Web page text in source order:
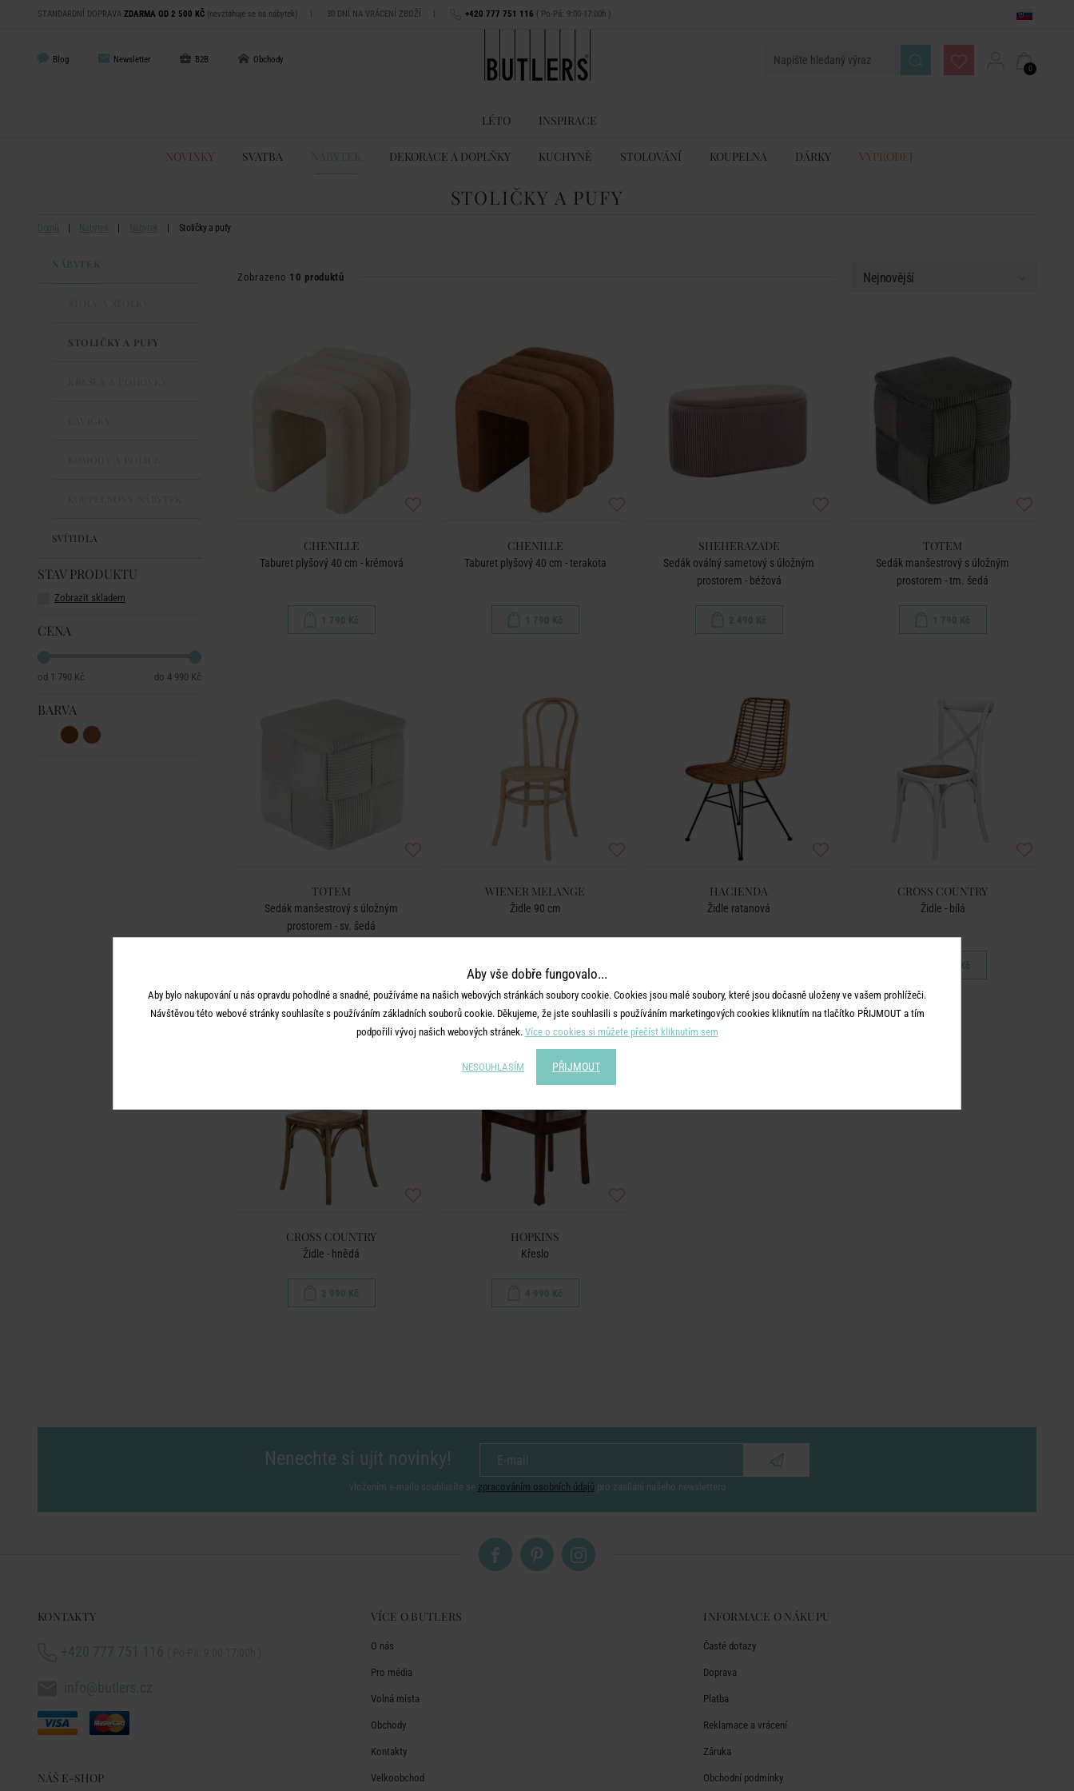
STANDARDNÍ DOPRAVA ZDARMA OD 2 500 KČ (nevztahuje se na nábytek) | 30 DNÍ NA VRÁCENÍ ZBOŽÍ | +420 777 751 116 ( Po-Pá: 9:00-17:00h )
Blog Newsletter B2B Obchody
0
LÉTO INSPIRACE
NOVINKY SVATBA NÁBYTEK DEKORACE A DOPLŇKY KUCHYNĚ STOLOVÁNÍ KOUPELNA DÁRKY VÝPRODEJ
STOLIČKY A PUFY
Domů Nábytek Nábytek Stoličky a pufy
NÁBYTEK
STOLIČKY A PUFY
SVÍTIDLA
STAV PRODUKTU
Zobrazit skladem
CENA
1 790 Kč 4 990 Kč
BARVA
Zobrazeno 10 produktů
CHENILLE
Taburet plyšový 40 cm - krémová
1 790 Kč
CHENILLE
Taburet plyšový 40 cm - terakota
1 790 Kč
SHEHERAZADE
Sedák oválný sametový s úložným
prostorem - béžová
2 490 Kč
TOTEM
Sedák manšestrový s úložným
prostorem - tm. šedá
1 790 Kč
TOTEM
Sedák manšestrový s úložným
prostorem - sv. šedá
WIENER MELANGE
Židle 90 cm
2 990 Kč
HACIENDA
Židle ratanová
CROSS COUNTRY
Židle - bílá
2 990 Kč
CROSS COUNTRY
Židle - hnědá
2 990 Kč
HOPKINS
Křeslo
4 990 Kč
Nenechte si ujít novinky!
vložením e-mailu souhlasíte se zpracováním osobních údajů pro zasílání našeho newsletteru
KONTAKTY
+420 777 751 116
info@butlers.cz
NÁŠ E-SHOP
VÍCE O BUTLERS
O nás
Pro média
Volná místa
Obchody
Kontakty
Velkoobchod
INFORMACE O NÁKUPU
Časté dotazy
Doprava
Platba
Reklamace a vrácení
Záruka
Obchodní podmínky
Aby vše dobře fungovalo...
Aby bylo nakupování u nás opravdu pohodlné a snadné, používáme na našich webových stránkách soubory cookie. Cookies jsou malé soubory, které jsou dočasně uloženy ve vašem prohlížeči.
Návštěvou této webové stránky souhlasíte s používáním základních souborů cookie. Děkujeme, že jste souhlasili s používáním marketingových cookies kliknutím na tlačítko PŘIJMOUT a tím
podpořili vývoj našich webových stránek. Více o cookies si můžete přečíst kliknutím sem
NESOUHLASÍM PŘIJMOUT